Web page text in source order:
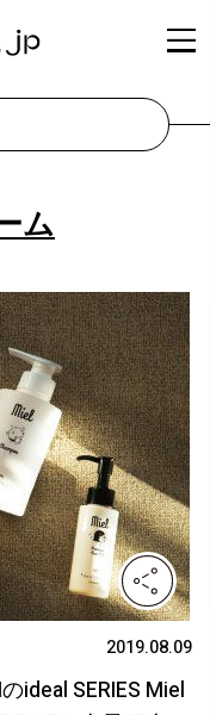
ム
2019.08.09
ideal SERIES Miel